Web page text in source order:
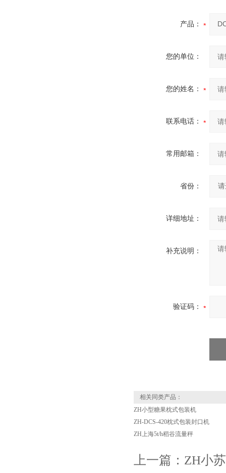
产品：
您的单位：
您的姓名：
联系电话：
常用邮箱：
省份：
详细地址：
补充说明：
验证码：
相关同类产品：
ZH小型糖果枕式包装机
ZH-DCS-420枕式包装封口机
ZH上海5t/h稻谷流量秤
上一篇： ZH小